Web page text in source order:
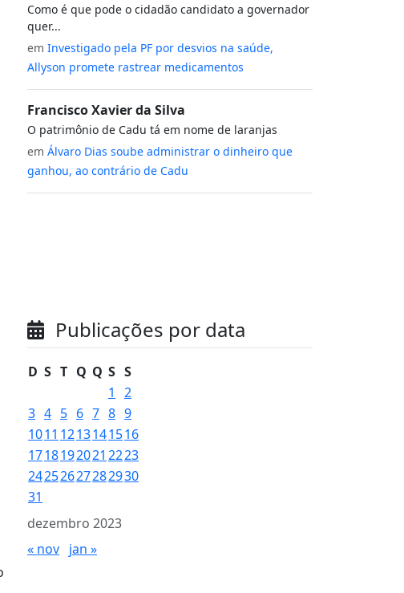
Como é que pode o cidadão candidato a governador
quer...
em Investigado pela PF por desvios na saúde,
Allyson promete rastrear medicamentos
Francisco Xavier da Silva
O patrimônio de Cadu tá em nome de laranjas
em Álvaro Dias soube administrar o dinheiro que
ganhou, ao contrário de Cadu
Publicações por data
dezembro 2023
D S T Q Q S S
1
2
3 4 5 6 7 8 9
1011 1213141516
1718192021 2223
24252627282930
31
« nov jan »